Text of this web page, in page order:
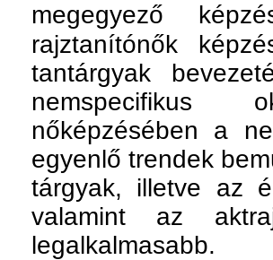
megegyező
rajztanítónők
tantárgyak
nemspecifikus
nőképzésében a
egyenlő trendek
tárgyak, illetve az
valamint az
legalkalmasabb.